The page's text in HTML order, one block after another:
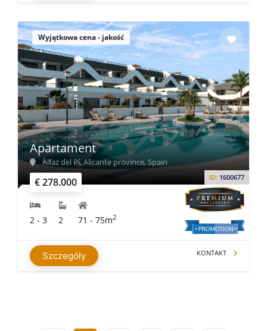
Wyjątkowa cena - jakość
€ 278.000 ID: 1600677
Apartament
Alfaz del Pí, Alicante province, Spain
2 - 3 2 71 - 75m2
Szczegóły KONTAKT